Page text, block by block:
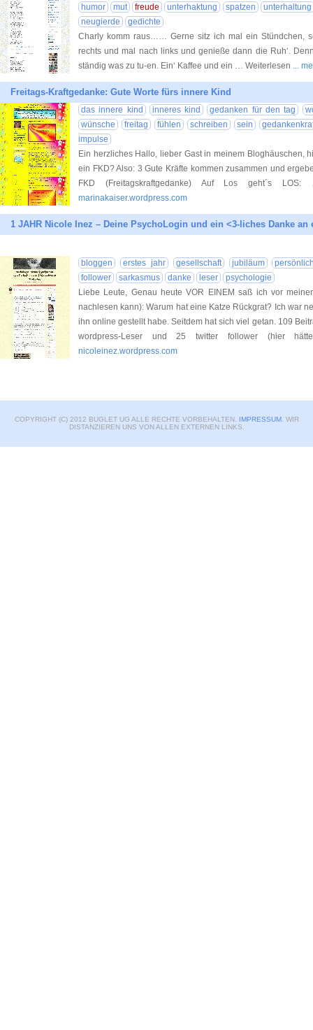
humor mut freude unterhaktung spatzen
unterhaltung
neugierde
gedichte
Charly komm raus…… Gerne sitz ich mal ein Stündchen,
rechts und mal nach links und genieße dann die Ruh‘.
ständig was zu tu-en. Ein‘ Kaffee und ein … Weiterlesen ...
Freitags-Kraftgedanke: Gute Worte fürs innere Kind
das innere kind inneres kind gedanken für den tag
wünsche
freitag fühlen schreiben sein
impulse
Ein herzliches Hallo, lieber Gast in meinem Bloghäuschen,
ein FKD? Also: 3 Gute Kräfte kommen zusammen und
FKD (Freitagskraftgedanke) Auf Los geht´s
marinakaiser.wordpress.com
1 JAHR Nicole Inez – Deine PsychoLogin und ein <3-liches Danke an
bloggen erstes jahr gesellschaft jubiläum
follower
sarkasmus danke leser
psychologie
Liebe Leute, Genau heute VOR EINEM saß ich vor
nachlesen kann): Warum hat eine Katze Rückgrat? Ich war
ihn online gestellt habe. Seitdem hat sich viel getan. 109
wordpress-Leser und 25 twitter follower (hier
nicoleinez.wordpress.com
COPYRIGHT (C) 2012 BUGLET UG ALLE RECHTE VORBEHALTEN. IMPRESSUM. WIR
DISTANZIEREN UNS VON ALLEN EXTERNEN LINKS.